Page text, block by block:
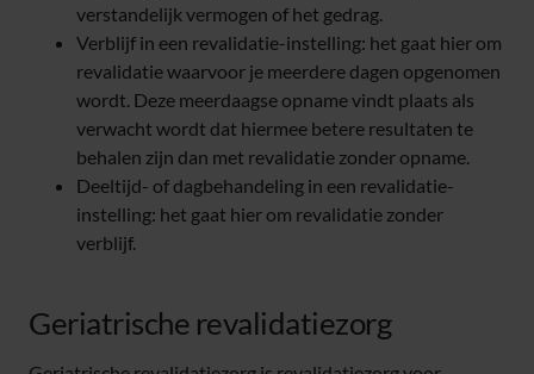
verstandelijk vermogen of het gedrag.
Verblijf in een revalidatie-instelling: het gaat hier om
revalidatie waarvoor je meerdere dagen opgenomen
wordt. Deze meerdaagse opname vindt plaats als
verwacht wordt dat hiermee betere resultaten te
behalen zijn dan met revalidatie zonder opname.
Deeltijd- of dagbehandeling in een revalidatie-
instelling: het gaat hier om revalidatie zonder
verblijf.
Geriatrische revalidatiezorg